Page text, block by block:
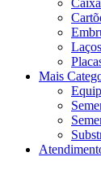
Laços
Mais